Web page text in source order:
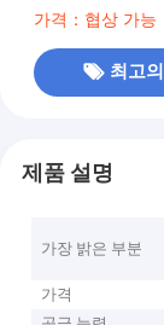
가격：협상 가능
최고
제품 설명
가장 밝은 부분
가격